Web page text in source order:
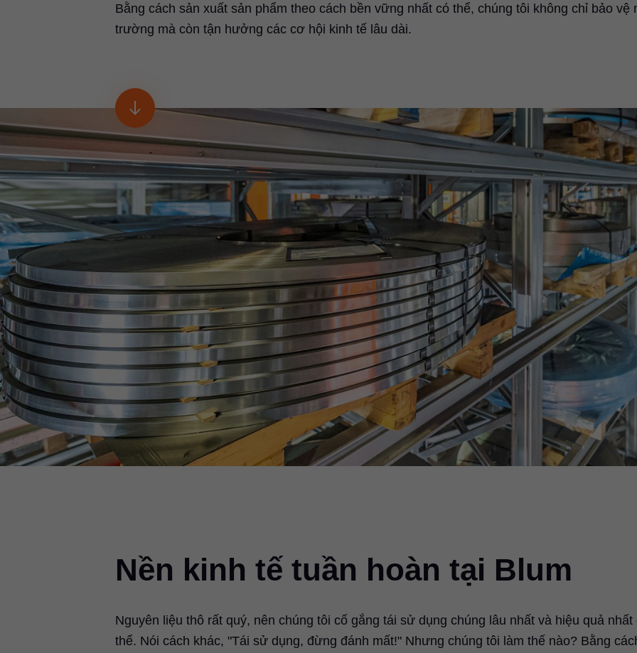
Bằng cách sản xuất sản phẩm theo cách bền vững nhất có thể, chúng tôi không chỉ bảo vệ
trường mà còn tận hưởng các cơ hội kinh tế lâu dài.
Nền kinh tế tuần hoàn tại Blum
Nguyên liệu thô rất quý, nên chúng tôi cố gắng tái sử dụng chúng lâu nhất và hiệu quả nhất
thể. Nói cách khác, "Tái sử dụng, đừng đánh mất!" Nhưng chúng tôi làm thế nào? Bằng